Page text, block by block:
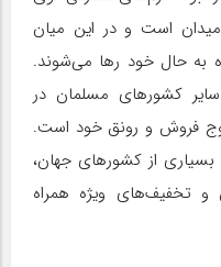
میدان است و در این میان
به حال خود رها می‌شوند.
سایر کشورهای مسلمان در
اوج فروش و رونق خود است.
از کشورهای جهان،
و تخفیف‌های ویژه همراه